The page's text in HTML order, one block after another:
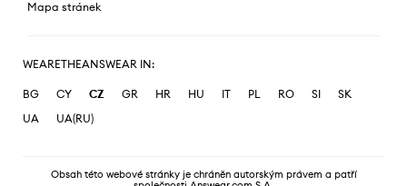
Mapa stránek
WEARETHEANSWEAR IN:
BG CY CZ GR HR HU IT PL RO SI
SK
UA
UA(RU)
Obsah této webové stránky je chráněn autorským právem a patří